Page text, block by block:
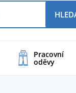
Pracovní
oděvy